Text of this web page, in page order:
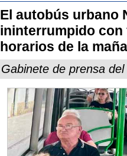
El autobús urbano
ininterrumpido con
horarios de la
Gabinete de prensa